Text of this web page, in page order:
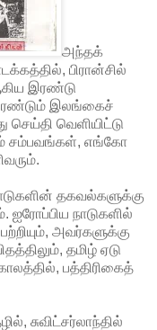
அந்தக்
பிரான்சில்
இரண்டு
இலங்கைச்
செய்தி வெளியிட்டு
சம்பவங்கள், எங்கோ
தகவல்களுக்கு
ஐரோப்பிய நாடுகளில்
அவர்களுக்கு
தமிழ் ஏடு
பத்திரிகைத்
சுவிட்சர்லாந்தில்